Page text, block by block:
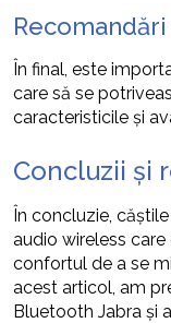
În final, este
care să se
caracteristicile și
Concluzii și
În concluzie,
audio wireless
confortul de a se
acest articol, am
Bluetooth Jabra și